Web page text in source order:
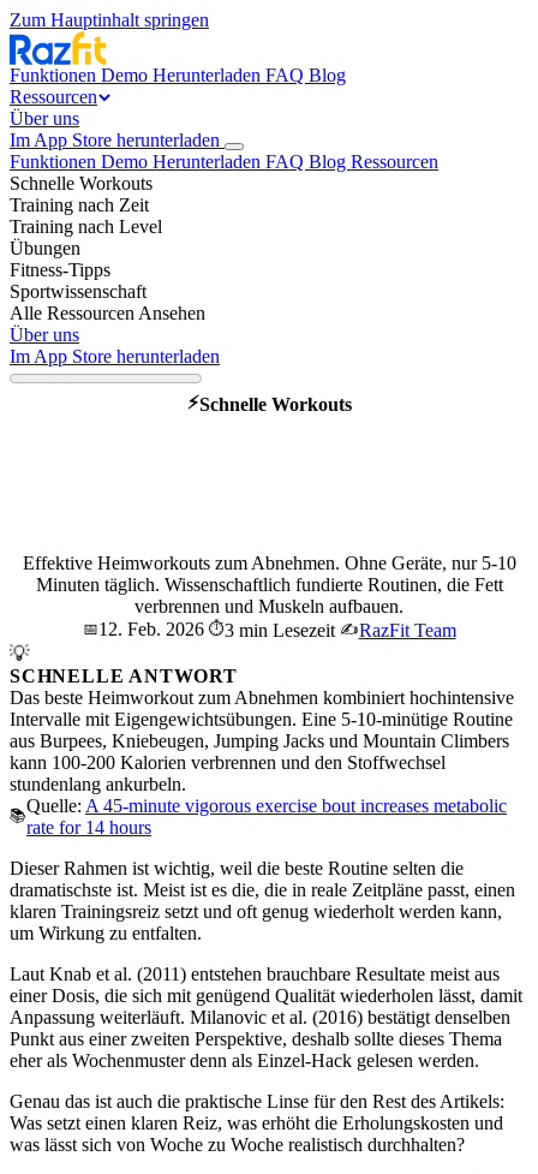
Zum Hauptinhalt springen
Funktionen Demo Herunterladen FAQ Blog
Ressourcen
Über uns
Im App Store herunterladen
Funktionen Demo Herunterladen FAQ Blog Ressourcen
Schnelle Workouts
Training nach Zeit
Training nach Level
Übungen
Fitness-Tipps
Sportwissenschaft
Alle Ressourcen Ansehen
Über uns
Im App Store herunterladen
⚡Schnelle Workouts
Effektive Heimworkouts zum Abnehmen. Ohne Geräte, nur 5-10
Minuten täglich. Wissenschaftlich fundierte Routinen, die Fett
verbrennen und Muskeln aufbauen.
📅12. Feb. 2026 ⏱️3 min Lesezeit ✍️RazFit Team
💡
SCHNELLE ANTWORT
Das beste Heimworkout zum Abnehmen kombiniert hochintensive
Intervalle mit Eigengewichtsübungen. Eine 5-10-minütige Routine
aus Burpees, Kniebeugen, Jumping Jacks und Mountain Climbers
kann 100-200 Kalorien verbrennen und den Stoffwechsel
stundenlang ankurbeln.
📚Quelle: A 45-minute vigorous exercise bout increases metabolic
rate for 14 hours
Dieser Rahmen ist wichtig, weil die beste Routine selten die
dramatischste ist. Meist ist es die, die in reale Zeitpläne passt, einen
klaren Trainingsreiz setzt und oft genug wiederholt werden kann,
um Wirkung zu entfalten.
Laut Knab et al. (2011) entstehen brauchbare Resultate meist aus
einer Dosis, die sich mit genügend Qualität wiederholen lässt, damit
Anpassung weiterläuft. Milanovic et al. (2016) bestätigt denselben
Punkt aus einer zweiten Perspektive, deshalb sollte dieses Thema
eher als Wochenmuster denn als Einzel-Hack gelesen werden.
Genau das ist auch die praktische Linse für den Rest des Artikels:
Was setzt einen klaren Reiz, was erhöht die Erholungskosten und
was lässt sich von Woche zu Woche realistisch durchhalten?